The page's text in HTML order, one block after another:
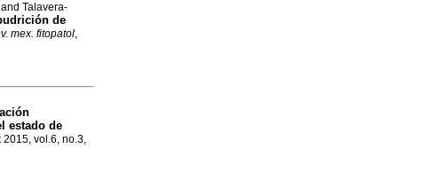
Talavera-
de
mex. fitopatol,
estado de
2015, vol.6, no.3,